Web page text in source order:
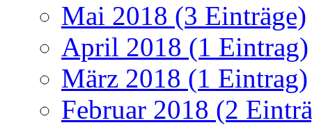
Mai 2018 (3 Einträge)
April 2018 (1 Eintrag)
März 2018 (1 Eintrag)
Februar 2018 (2